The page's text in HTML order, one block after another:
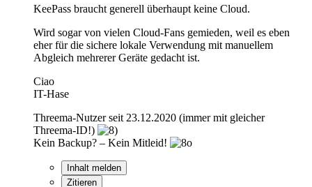
KeePass braucht generell überhaupt keine Cloud.
Wird sogar von vielen Cloud-Fans gemieden, weil es eben
eher für die sichere lokale Verwendung mit manuellem
Abgleich mehrerer Geräte gedacht ist.
Ciao
IT-Hase
Threema-Nutzer seit 23.12.2020 (immer mit gleicher
Threema-ID!)
Kein Backup? – Kein Mitleid!
Inhalt melden
Zitieren